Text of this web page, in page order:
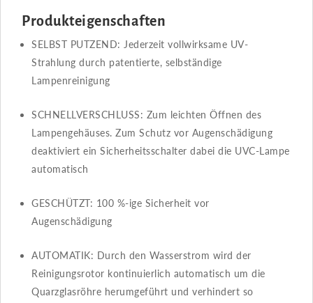
Produkteigenschaften
SELBST PUTZEND​​: Jederzeit vollwirksame UV-
Strahlung durch patentierte, selbständige
Lampenreinigung
SCHNELLVERSCHLUSS​​: Zum leichten Öffnen des
Lampengehäuses. Zum Schutz vor Augenschädigung
deaktiviert ein Sicherheitsschalter dabei die UVC-Lampe
automatisch
GESCHÜTZT​​: 100 %-ige Sicherheit vor
Augenschädigung
AUTOMATIK​​: Durch den Wasserstrom wird der
Reinigungsrotor kontinuierlich automatisch um die
Quarzglasröhre herumgeführt und verhindert so